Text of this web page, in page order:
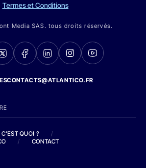
Termes et Conditions
Media SAS. tous droits réservés.
QUOI ?
/
/ CONTACT